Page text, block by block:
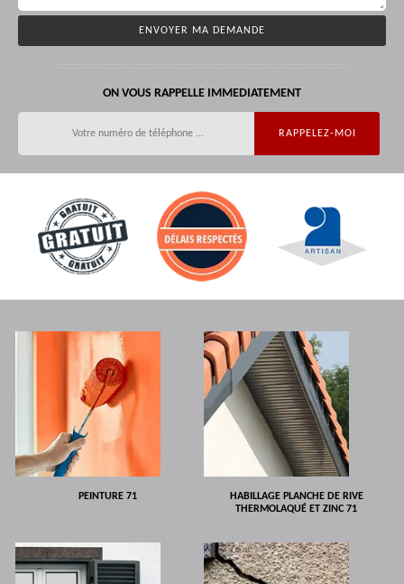
ON VOUS RAPPELLE IMMEDIATEMENT
PEINTURE 71
HABILLAGE PLANCHE DE RIVE
THERMOLAQUÉ ET ZINC 71